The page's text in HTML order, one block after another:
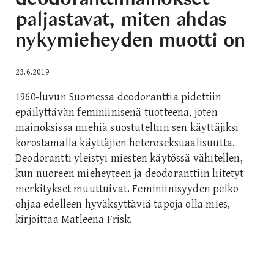
paljastavat, miten ahdas
nykymieheyden muotti on
23.6.2019
1960-luvun Suomessa deodoranttia pidettiin
epäilyttävän feminiinisenä tuotteena, joten
mainoksissa miehiä suostuteltiin sen käyttäjiksi
korostamalla käyttäjien heteroseksuaalisuutta.
Deodorantti yleistyi miesten käytössä vähitellen,
kun nuoreen mieheyteen ja deodoranttiin liitetyt
merkitykset muuttuivat. Feminiinisyyden pelko
ohjaa edelleen hyväksyttäviä tapoja olla mies,
kirjoittaa Matleena Frisk.